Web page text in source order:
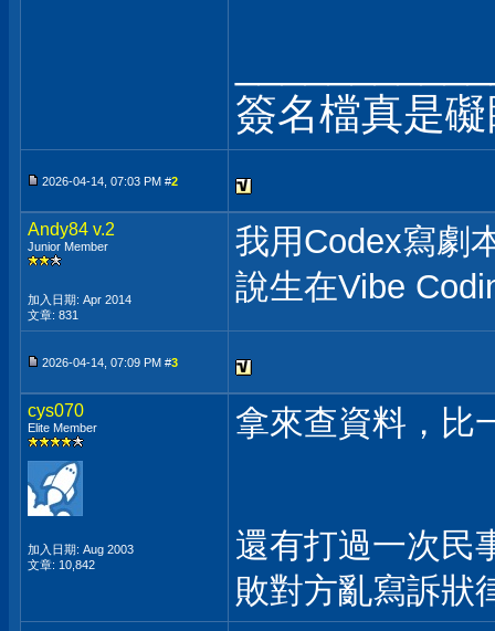
簽名檔真是
2026-04-14, 07:03 PM #2
Andy84 v.2
Junior Member
加入日期: Apr 2014
文章: 831
我用Codex寫劇
說生在Vibe
2026-04-14, 07:09 PM #3
cys070
Elite Member
加入日期: Aug 2003
文章: 10,842
拿來查資料，比
還有打過一次民
敗對方亂寫訴狀